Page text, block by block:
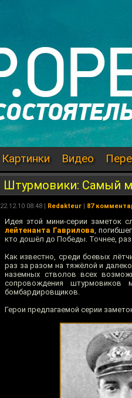
Картинки Видео
Штурмовики: Самый
22.12.10 08:48 | Redakteur | 87
Идея этой мини-серии заметок
лейтенанта Гаврилова,
кто дошёл до Победы. Точнее, раз
Как известно, среди боевых
раз за разом на тяжёлой и
наземных стволов всех
сопровождения
бомбардировщиков.
Герои предлагаемой серии